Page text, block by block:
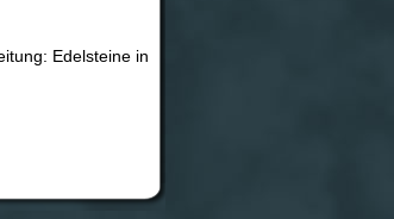
Edelsteine in